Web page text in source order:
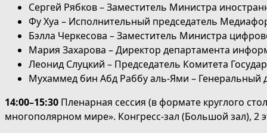
Сергей Рябков – Заместитель Министра
Фу Хуа – Исполнительный председатель
Бэлла Черкесова – Заместитель Министра
Мария Захарова – Директор департамента
Леонид Слуцкий – Председатель Комитета
Мухаммед бин Абд Раббу аль-Ями – Генеральный
14:00–15:30 Пленарная сессия (в формате круглого
многополярном мире». Конгресс-зал (Большой зал), 2